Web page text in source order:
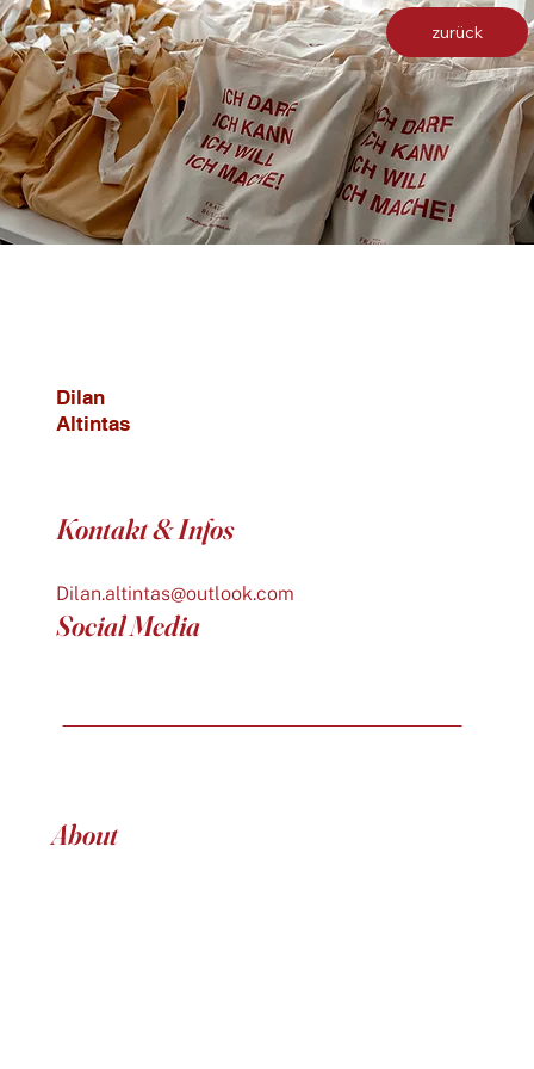
zurück
Dilan
Altintas
Kontakt & Infos
Dilan.altintas@outlook.com
Social Media
About